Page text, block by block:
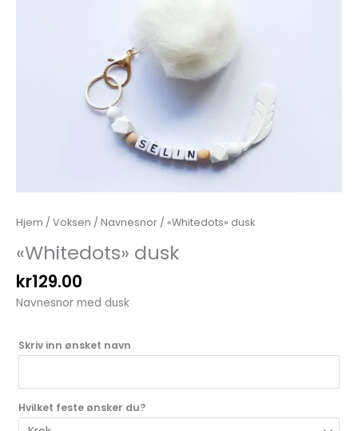
Hjem / Voksen / Navnesnor / «Whitedots» dusk
«Whitedots» dusk
kr129.00
Navnesnor med dusk
Skriv inn ønsket navn
Hvilket feste ønsker du?